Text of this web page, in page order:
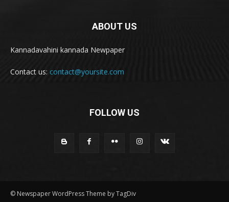
ABOUT US
Kannadavahini kannada Newpaper
Contact us: contact@yoursite.com
FOLLOW US
© Newspaper WordPress Theme by TagDiv